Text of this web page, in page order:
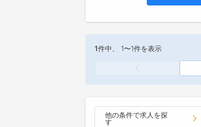
1件中、 1〜1件を表示
他の条件で求人を探
す